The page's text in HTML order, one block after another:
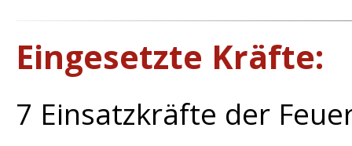
Eingesetzte Kräfte:
7 Einsatzkräfte der